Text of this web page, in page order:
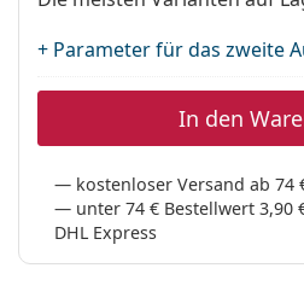
+ Parameter für das zweite
In den
kostenloser Versand ab 74
unter 74 € Bestellwert 3,90
DHL Express